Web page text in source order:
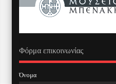
Φόρμα επικοινωνίας
Όνομα